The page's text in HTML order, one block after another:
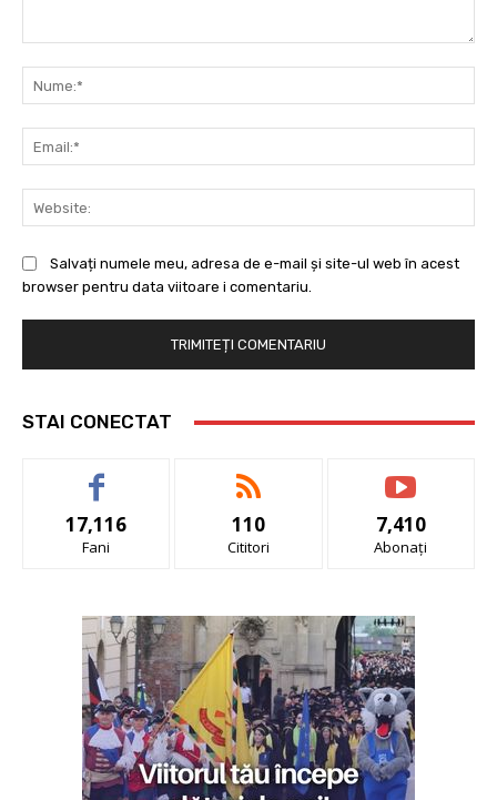
Salvați numele meu, adresa de e-mail și site-ul web în acest
browser pentru data viitoare i comentariu.
STAI CONECTAT
17,116
Fani
110
Cititori
7,410
Abonați